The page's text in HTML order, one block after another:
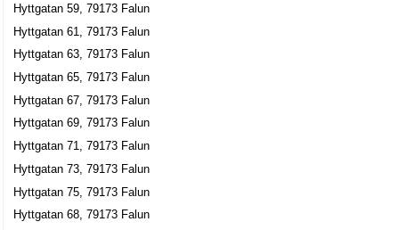
Asta Inger Margareta Olsson
Hyttgatan 72 B Lgh 1102, 79173 Falun
Engström musik
Lars Martin Engström
023-14365
Hyttgatan 72 C Lgh 1103, 79173 Falun
BHS konsult & trading AB
Bengt Håkan Svelander
Hyttgatan 76 A, 79173 Falun
Hyttgatan 59, 79173 Falun
Hyttgatan 61, 79173 Falun
Hyttgatan 63, 79173 Falun
Hyttgatan 65, 79173 Falun
Hyttgatan 67, 79173 Falun
Hyttgatan 69, 79173 Falun
Hyttgatan 71, 79173 Falun
Hyttgatan 73, 79173 Falun
Hyttgatan 75, 79173 Falun
Hyttgatan 68, 79173 Falun